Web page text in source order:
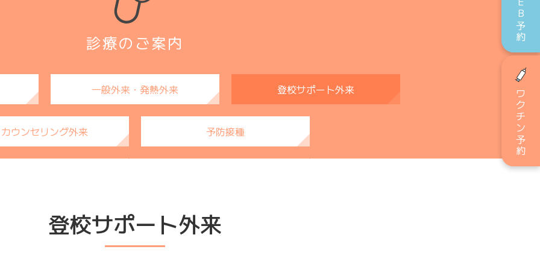
WEB予約
ワクチン予約
診療のご案内
一般外来・発熱外来 登校サポート外来
カウンセリング外来 予防接種
登校サポート外来